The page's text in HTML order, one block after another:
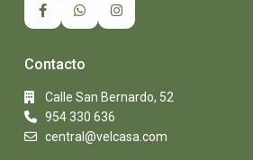
Contacto
Calle San Bernardo, 52
954 330 636
central@velcasa.com